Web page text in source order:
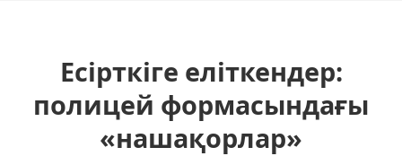
Есірткіге еліткендер:
полицей формасындағы
«нашақорлар»